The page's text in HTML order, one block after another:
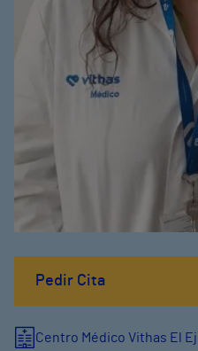
Pedir Cita
Centro Médico Vithas El